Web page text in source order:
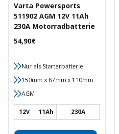
Varta Powersports
511902 AGM 12V 11Ah
230A Motorradbatterie
Angebotspreis
54,90€
Nur als Starterbatterie
150mm x 87mm x 110mm
AGM
12V 11Ah 230A